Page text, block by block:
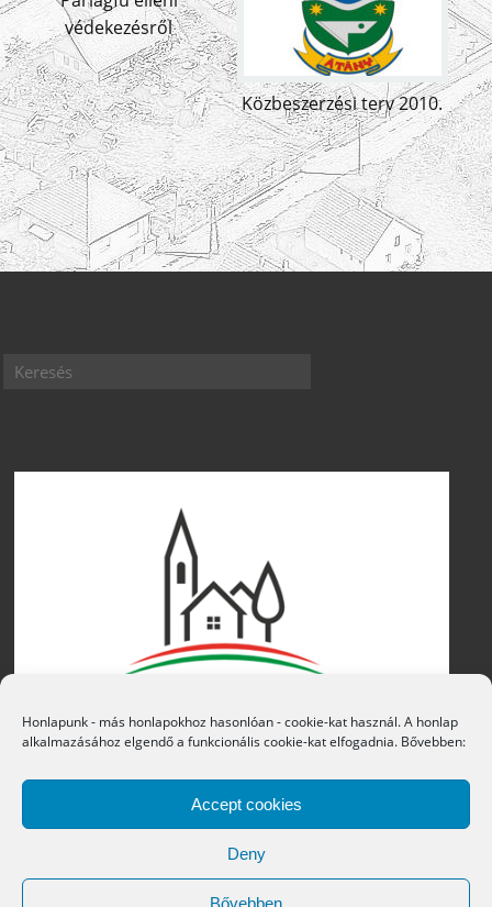
Honlapunk - más honlapokhoz hasonlóan - cookie-kat használ. A honlap
alkalmazásához elgendő a funkcionális cookie-kat elfogadnia. Bővebben:
Accept cookies
Deny
Bővebben
védekezésről
Közbeszerzési terv 2010.